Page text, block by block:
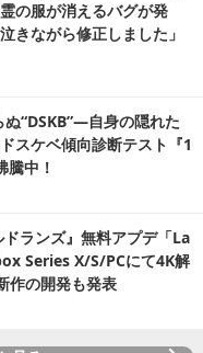
の服が消えるバグが発
きながら修正しました」
ぬ“DSKB”―自身の隠れた
スケベ傾向診断テスト『1
騰中！
ドランズ』無料アプデ「La
Series X/S/PCにて4K解
作の開発も発表